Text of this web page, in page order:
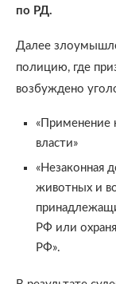
по РД.
Далее
полицию, где
возбуждено
«Применение
власти»
«Незаконная
животных и
РФ или
РФ».